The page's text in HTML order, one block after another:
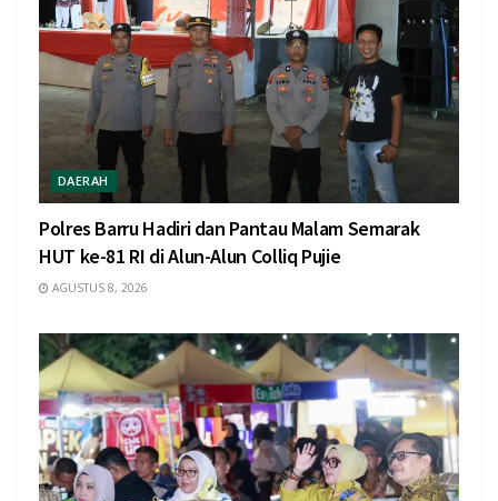
DAERAH
Polres Barru Hadiri dan Pantau Malam Semarak
HUT ke-81 RI di Alun-Alun Colliq Pujie
AGUSTUS 8, 2026